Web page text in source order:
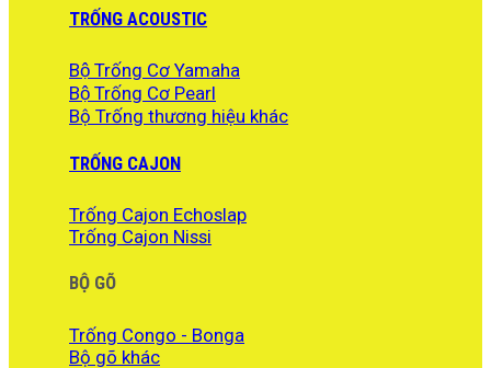
TRỐNG ACOUSTIC
Bộ Trống Cơ Yamaha
Bộ Trống Cơ Pearl
Bộ Trống thương hiệu khác
TRỐNG CAJON
Trống Cajon Echoslap
Trống Cajon Nissi
BỘ GÕ
Trống Congo - Bonga
Bộ gõ khác